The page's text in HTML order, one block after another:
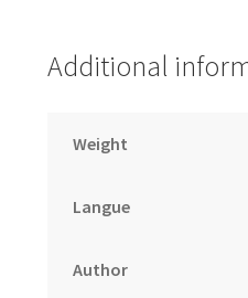
Additional
Weight
Langue
Author